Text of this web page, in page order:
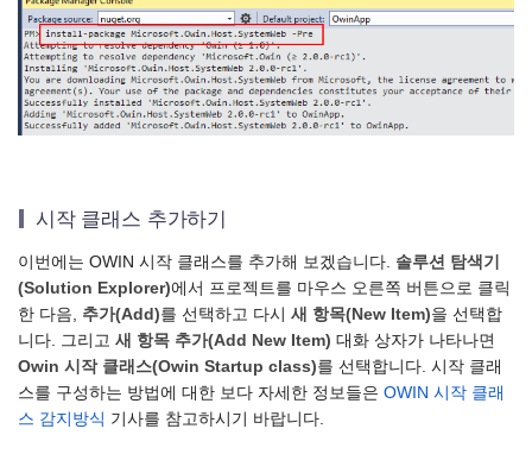
시작 클래스 추가하기
이번에는 OWIN 시작 클래스를 추가해 보겠습니다. 솔루션 탐색기
(Solution Explorer)에서 프로젝트를 마우스 오른쪽 버튼으로 클릭
한 다음, 추가(Add)를 선택하고 다시 새 항목(New Item)을 선택합
니다. 그리고 새 항목 추가(Add New Item) 대화 상자가 나타나면
Owin 시작 클래스(Owin Startup class)를 선택합니다. 시작 클래
스를 구성하는 방법에 대한 보다 자세한 정보들은 OWIN 시작 클래
스 감지방식 기사를 참고하시기 바랍니다.